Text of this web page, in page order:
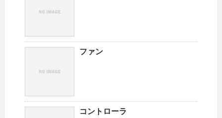
ファン
コントローラ